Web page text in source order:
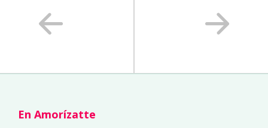
En Amorízatte